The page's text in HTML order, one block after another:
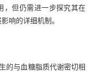
，但仍需进一步探究其在
响的详细机制。
的与血糖脂质代谢密切相